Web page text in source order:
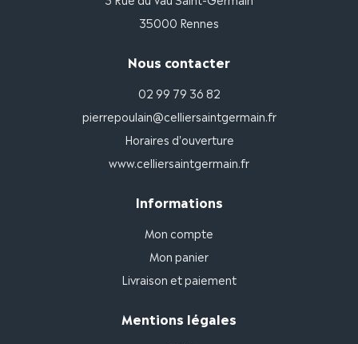
35000 Rennes
Nous contacter
02 99 79 36 82
pierrepoulain@celliersaintgermain.fr
Horaires d'ouverture
www.celliersaintgermain.fr
Informations
Mon compte
Mon panier
Livraison et paiement
Mentions légales